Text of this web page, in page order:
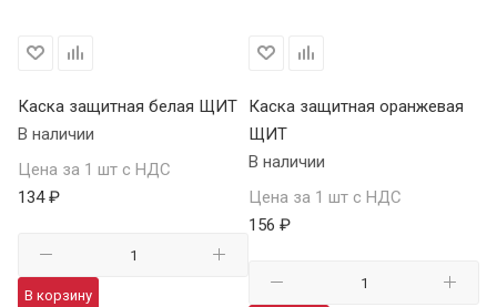
Каска защитная белая ЩИТ
В наличии
Цена за 1 шт с НДС
134 ₽
В корзину
Каска защитная оранжевая
ЩИТ
В наличии
Цена за 1 шт с НДС
156 ₽